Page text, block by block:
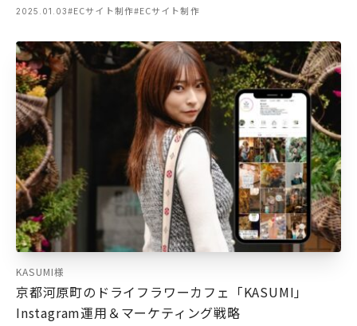
2025.01.03#ECサイト制作#ECサイト制作
KASUMI様
京都河原町のドライフラワーカフェ「KASUMI」
Instagram運用＆マーケティング戦略